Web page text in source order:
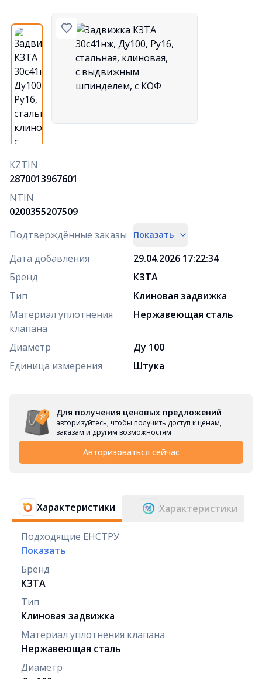
KZTIN
2870013967601
NTIN
0200355207509
Подтверждённые заказы
Показать
Дата добавления
29.04.2026 17:22:34
Бренд
КЗТА
Тип
Клиновая задвижка
Материал уплотнения
клапана
Нержавеющая сталь
Диаметр
Ду 100
Единица измерения
Штука
Для получения ценовых предложений
авторизуйтесь, чтобы получить доступ к ценам,
заказам и другим возможностям
Авторизоваться сейчас
Характеристики Характеристики
Подходящие ЕНСТРУ
Показать
Бренд
КЗТА
Тип
Клиновая задвижка
Материал уплотнения клапана
Нержавеющая сталь
Диаметр